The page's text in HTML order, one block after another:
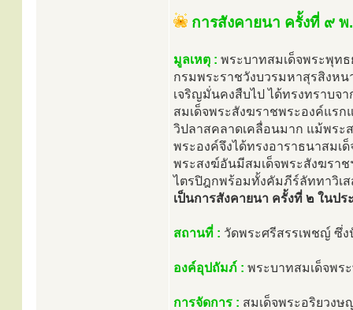
การสังคายนา ครั้งที่ ๙
มูลเหตุ : พระบาทสมเด็จพระพุท
กรมพระราชวังบวรมหาสุรสิงห
เจริญมั่นคงสืบไป ได้ทรงทราบจ
สมเด็จพระสังฆราชพระองค์แร
วิปลาสคลาดเคลื่อนมาก แม้พระ
พระองค์จึงได้ทรงอาราธนาสมเ
พระสงฆ์อันมีสมเด็จพระสังฆราช
ไตรปิฎกพร้อมทั้งคัมภีร์ลัททาวิเ
เป็นการสังคายนา ครั้งที่ ๒ ในปร
สถานที่ : วัดพระศรีสรรเพชญ์ ซึ่
องค์อุปถัมภ์ : พระบาทสมเด็จพร
การจัดการ : สมเด็จพระอริยวงษ